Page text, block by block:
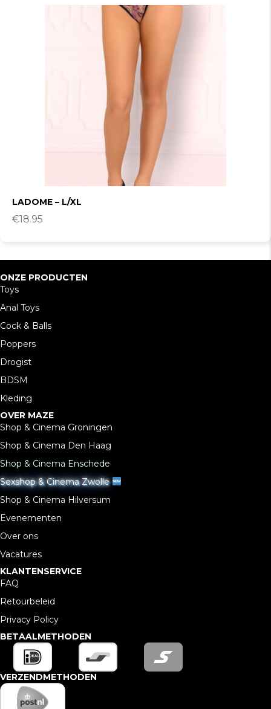
LADOME – L/XL
€18.95
ONZE PRODUCTEN
Toys
Anal Toys
Cock & Balls
Poppers
Drogist
BDSM
Kleding
OVER MAZE
Shop & Cinema Groningen
Shop & Cinema Den Haag
Shop & Cinema Enschede
Sexshop & Cinema Zwolle
Shop & Cinema Hilversum
Evenementen
Over ons
Vacatures
KLANTENSERVICE
FAQ
Retourbeleid
Privacy Policy
BETAALMETHODEN
VERZENDMETHODEN